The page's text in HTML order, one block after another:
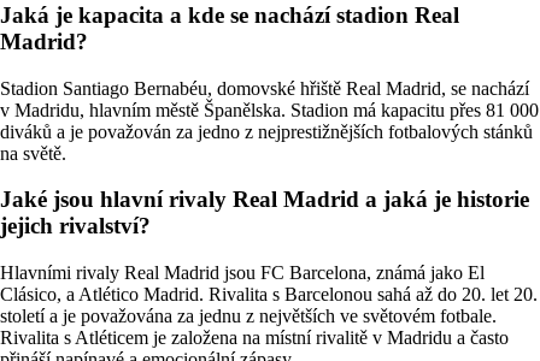
Jaká je kapacita a kde se nachází stadion Real
Madrid?
Stadion Santiago Bernabéu, domovské hřiště Real Madrid, se nachází
v Madridu, hlavním městě Španělska. Stadion má kapacitu přes 81 000
diváků a je považován za jedno z nejprestižnějších fotbalových stánků
na světě.
Jaké jsou hlavní rivaly Real Madrid a jaká je historie
jejich rivalství?
Hlavními rivaly Real Madrid jsou FC Barcelona, známá jako El
Clásico, a Atlético Madrid. Rivalita s Barcelonou sahá až do 20. let 20.
století a je považována za jednu z největších ve světovém fotbale.
Rivalita s Atléticem je založena na místní rivalitě v Madridu a často